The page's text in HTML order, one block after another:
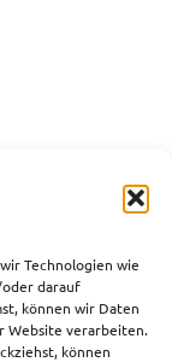
Technologien wie
darauf
können wir Daten
Website verarbeiten.
können